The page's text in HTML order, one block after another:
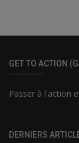
GET TO ACTION
Passer à l'action
DERNIERS